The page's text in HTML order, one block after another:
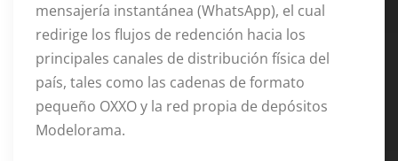
mensajería instantánea (WhatsApp), el cual
redirige los flujos de redención hacia los
principales canales de distribución física del
país, tales como las cadenas de formato
pequeño OXXO y la red propia de depósitos
Modelorama.